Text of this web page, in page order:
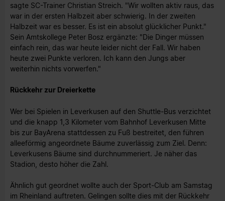
sagte SC-Trainer Christian Streich. "Wir wollten aktiv raus, das
war in der ersten Halbzeit aber schwierig. In der zweiten
Halbzeit war es besser. Es ist ein absolut glücklicher Punkt."
Sein Amtskollege Peter Bosz ergänzte: "Die Dinger müssen
einfach rein, das war heute leider nicht der Fall. Wir haben
heute zwei Punkte verloren. Ich kann den Jungs aber
weiterhin nichts vorwerfen."
Rückkehr zur Dreierkette
Wer bei Spielen in Leverkusen auf den Shuttle-Bus verzichtet
und die knapp 1,3 Kilometer vom Bahnhof Leverkusen Mitte
bis zur BayArena stattdessen zu Fuß bestreitet, den führen
alleeförmig angeordnete Bäume zuverlässig zum Ziel. Denn:
Leverkusens Bäume sind durchnummeriert. Je näher das
Stadion, desto höher die Zahl.
Ähnlich gut geordnet wollte auch der Sport-Club am Samstag
im Rheinland auftreten. Gelingen sollte dies mit der Rückkehr